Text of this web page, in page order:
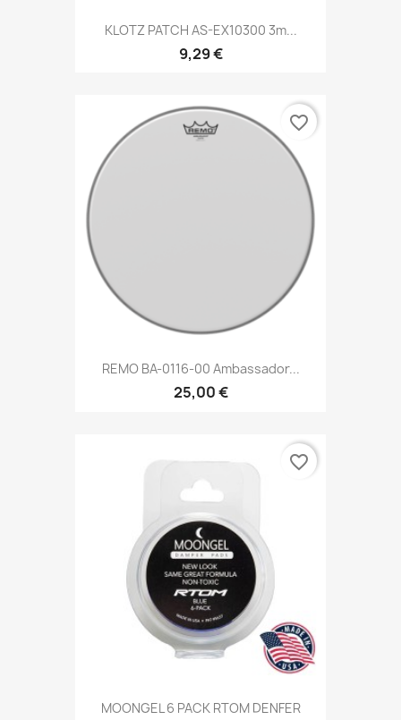
KLOTZ PATCH AS-EX10300 3m...
9,29 €
REMO BA-0116-00 Ambassador...
25,00 €
favorite_border
MOONGEL 6 PACK RTOM DENFER
favorite_border